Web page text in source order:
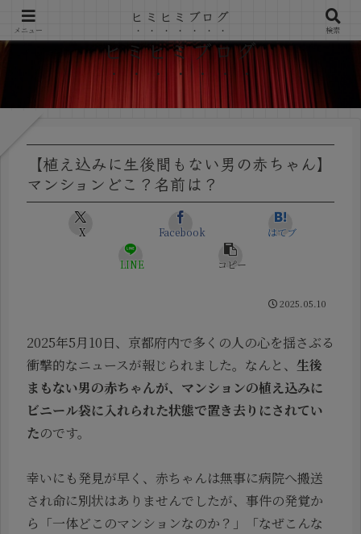
ヒミヒミブログ
【植え込みに生後間もない男の赤ちゃん】
マンションどこ？名前は？
X Facebook はてブ
LINE コピー
2025.05.10
2025年5月10日、京都府内で多くの人の心を揺さぶる
衝撃的なニュースが報じられました。なんと、 生後
まもない男の赤ちゃんが、マンションの植え込みに
ビニール袋に入れられた状態で置き去りにされてい
たのです。
幸いにも発見が早く、赤ちゃんは無事に病院へ搬送
され命に別状はありませんでしたが、事件の発覚か
ら「一体どこのマンションなのか？」「なぜこんな
メニュー
ヒミヒミブログ
検索